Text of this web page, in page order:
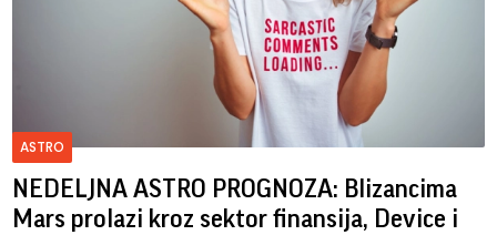
ASTRO
NEDELJNA ASTRO PROGNOZA: Blizancima
Mars prolazi kroz sektor finansija, Device i